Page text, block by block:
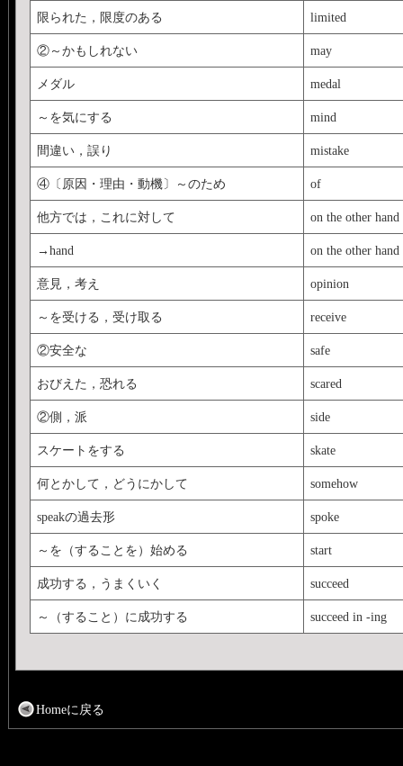
限られた，限度のある limited
②～かもしれない may
メダル medal
～を気にする mind
間違い，誤り mistake
④〔原因・理由・動機〕～のため of
他方では，これに対して on the other hand
→hand on the other hand
意見，考え opinion
～を受ける，受け取る receive
②安全な safe
おびえた，恐れる scared
②側，派 side
スケートをする skate
何とかして，どうにかして somehow
speakの過去形 spoke
～を（することを）始める start
成功する，うまくいく succeed
～（すること）に成功する succeed in -ing
Homeに戻る